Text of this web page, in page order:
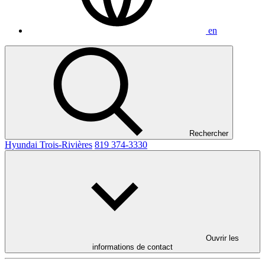
en
Rechercher
Hyundai Trois-Rivières 819 374-3330
Ouvrir les
informations de contact